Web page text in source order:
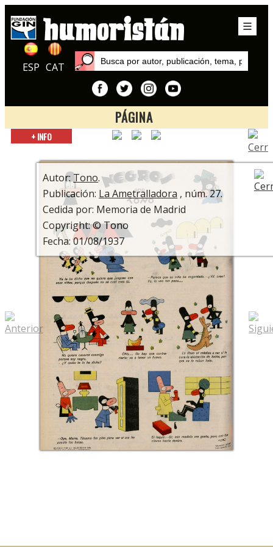
ESP CAT
PÁGINA
Inicio
Tono
+ INFO
Autor: Tono.
Publicación: La Ametralladora , núm. 27.
Cedida por: Memoria de Madrid
Copyright: © Tono
Fecha: 01/08/1937